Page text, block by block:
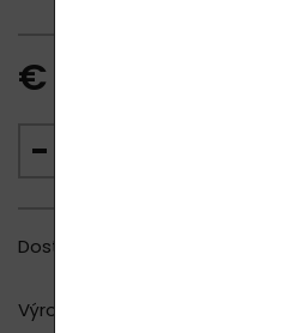
€ 2.68
Dostupnost
Výrobce